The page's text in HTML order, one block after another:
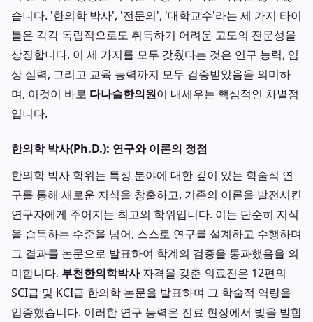
습니다. '한의학 박사', '전문의', '대학교수'라는 세 가지 타이
틀은 각각 독립적으로도 취득하기 어려운 고도의 전문성을
상징합니다. 이 세 가지를 모두 갖췄다는 것은 연구 능력, 임
상 실력, 그리고 교육 능력까지 모두 검증받았음을 의미하
며, 이것이 바로 다나슬한의원이 내세우는 핵심적인 차별점
입니다.
한의학 박사(Ph.D.): 연구와 이론의 정점
한의학 박사 학위는 특정 분야에 대한 깊이 있는 학술적 연
구를 통해 새로운 지식을 창출하고, 기존의 이론을 발전시킨
연구자에게 주어지는 최고의 학위입니다. 이는 단순히 지식
을 습득하는 수준을 넘어, 스스로 연구를 설계하고 수행하며
그 결과를 논문으로 발표하여 학계의 검증을 통과했음을 의
미합니다. 부천한의학박사자격을 갖춘 의료진은 12편의
SCI급 및 KCI급 한의학 논문을 발표하며 그 학술적 역량을
입증했습니다. 이러한 연구 능력은 진료 현장에서 빛을 발합